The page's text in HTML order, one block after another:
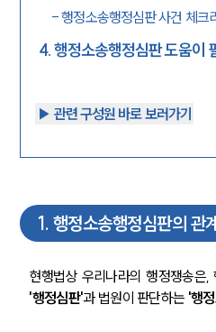
-행정소송행정심판 사건 체크
4.행정소송행정심판 도움이
▶︎ 관련 구성원 바로 보러가기
1. 행정소송행정심판의 관
현행법상 우리나라의 행정쟁송은
'행정심판'과 법원이 판단하는 '행